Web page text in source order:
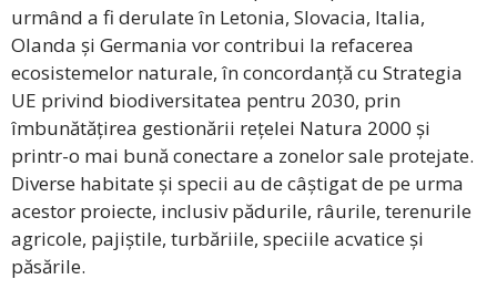
urmând a fi derulate în Letonia, Slovacia, Italia,
Olanda și Germania vor contribui la refacerea
ecosistemelor naturale, în concordanță cu Strategia
UE privind biodiversitatea pentru 2030, prin
îmbunătățirea gestionării rețelei Natura 2000 și
printr-o mai bună conectare a zonelor sale protejate.
Diverse habitate și specii au de câștigat de pe urma
acestor proiecte, inclusiv pădurile, râurile, terenurile
agricole, pajiștile, turbăriile, speciile acvatice și
păsările.